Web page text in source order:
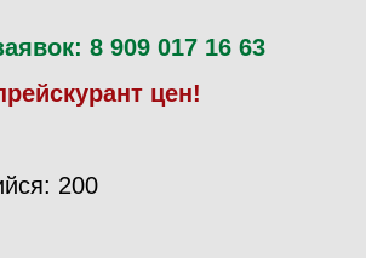
8 909 017 16 63
цен!
: 200